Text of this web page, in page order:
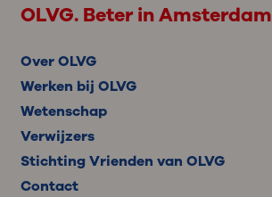
OLVG. Beter in Amsterdam
Over OLVG
Werken bij OLVG
Wetenschap
Verwijzers
Stichting Vrienden van OLVG
Contact